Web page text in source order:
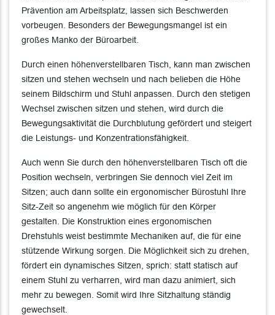
Prävention am Arbeitsplatz, lassen sich Beschwerden
vorbeugen. Besonders der Bewegungsmangel ist ein
großes Manko der Büroarbeit.
Durch einen höhenverstellbaren Tisch, kann man zwischen
sitzen und stehen wechseln und nach belieben die Höhe
seinem Bildschirm und Stuhl anpassen. Durch den stetigen
Wechsel zwischen sitzen und stehen, wird durch die
Bewegungsaktivität die Durchblutung gefördert und steigert
die Leistungs- und Konzentrationsfähigkeit.
Auch wenn Sie durch den höhenverstellbaren Tisch oft die
Position wechseln, verbringen Sie dennoch viel Zeit im
Sitzen; auch dann sollte ein ergonomischer Bürostuhl Ihre
Sitz-Zeit so angenehm wie möglich für den Körper
gestalten. Die Konstruktion eines ergonomischen
Drehstuhls weist bestimmte Mechaniken auf, die für eine
stützende Wirkung sorgen. Die Möglichkeit sich zu drehen,
fördert ein dynamisches Sitzen, sprich: statt statisch auf
einem Stuhl zu verharren, wird man dazu animiert, sich
mehr zu bewegen. Somit wird Ihre Sitzhaltung ständig
gewechselt.